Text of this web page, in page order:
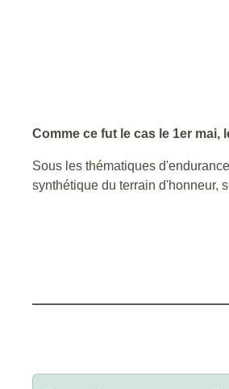
Comme ce fut le cas le 1er
Sous les thématiques
synthétique du terrain d'honneur,